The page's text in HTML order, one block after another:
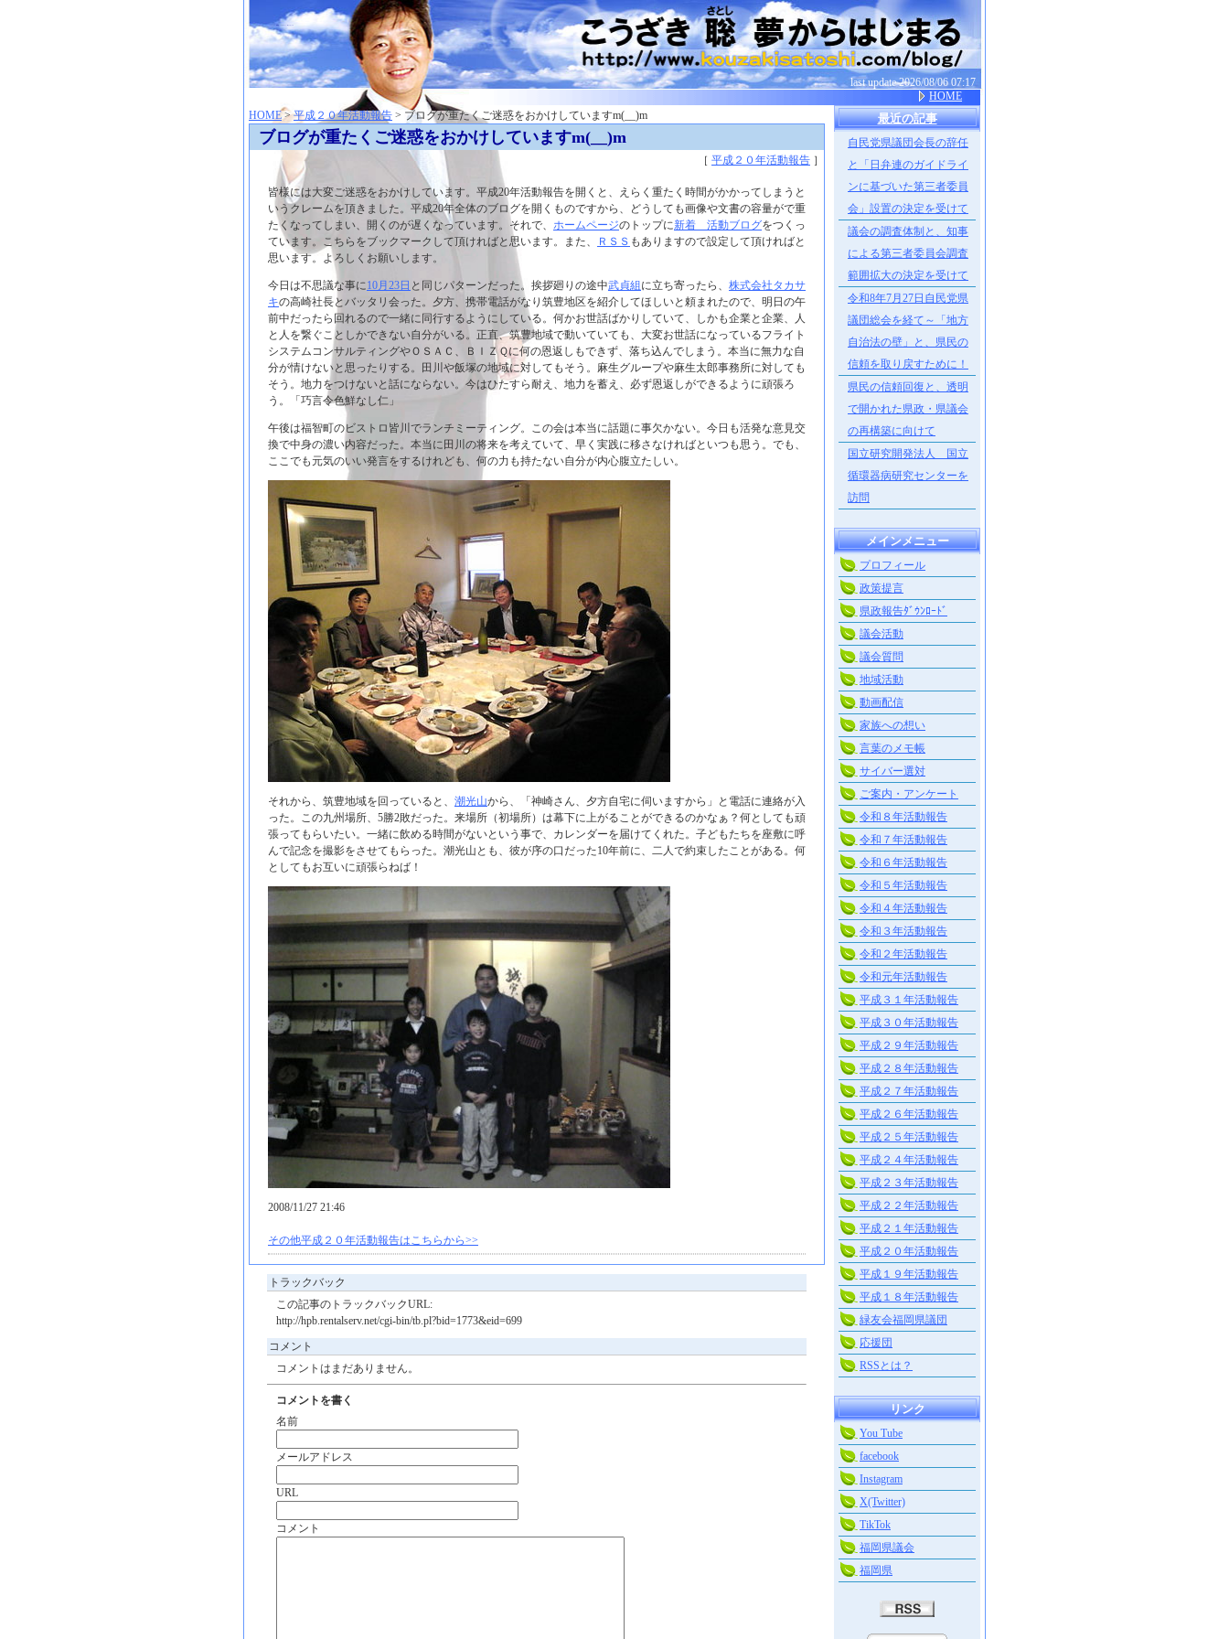
last update 2026/08/06 07:17
HOME
HOME>平成２０年活動報告 > ブログが重たくご迷惑をおかけしていますm(__)m
ブログが重たくご迷惑をおかけしていますm(__)m
［ 平成２０年活動報告 ］
皆様には大変ご迷惑をおかけしています。平成20年活動報告を開くと、えらく重たく時間がかかってしまうと
いうクレームを頂きました。平成20年全体のブログを開くものですから、どうしても画像や文書の容量がで重
たくなってしまい、開くのが遅くなっています。それで、 ホームページのトップに新着 活動ブログをつくっ
ています。こちらをブックマークして頂ければと思います。また、
ＲＳＳ もありますので設定して頂ければと
思います。よろしくお願いします。
今日は不思議な事に10月23日 と同じパターンだった。挨拶廻りの途中武貞組 に立ち寄ったら、 株式会社タカサ
キの高崎社長とバッタリ会った。夕方、携帯電話がなり筑豊地区を紹介してほしいと頼まれたので、明日の午
前中だったら回れるので一緒に同行するようにしている。何かお世話ばかりしていて、しかも企業と企業、人
と人を繋ぐことしかできない自分がいる。正直、筑豊地域で動いていても、大変お世話になっているフライト
システムコンサルティングやＯＳＡＣ、ＢＩＺＱに何の恩返しもできず、落ち込んでしまう。本当に無力な自
分が情けないと思ったりする。田川や飯塚の地域に対してもそう。麻生グループや麻生太郎事務所に対しても
そう。地力をつけないと話にならない。今はひたすら耐え、地力を蓄え、必ず恩返しができるように頑張ろ
う。「巧言令色鮮なし仁」
午後は福智町のビストロ皆川でランチミーティング。この会は本当に話題に事欠かない。今日も活発な意見交
換で中身の濃い内容だった。本当に田川の将来を考えていて、早く実践に移さなければといつも思う。でも、
ここでも元気のいい発言をするけれども、何の力も持たない自分が内心腹立たしい。
それから、筑豊地域を回っていると、 潮光山から、「神崎さん、夕方自宅に伺いますから」と電話に連絡が入
った。この九州場所、5勝2敗だった。来場所（初場所）は幕下に上がることができるのかなぁ？何としても頑
張ってもらいたい。一緒に飲める時間がないという事で、カレンダーを届けてくれた。子どもたちを座敷に呼
んで記念を撮影をさせてもらった。潮光山とも、彼が序の口だった10年前に、二人で約束したことがある。何
としてもお互いに頑張らねば！
2008/11/27 21:46
その他平成２０年活動報告はこちらから>>
トラックバック
この記事のトラックバックURL:
http://hpb.rentalserv.net/cgi-bin/tb.pl?bid=1773&eid=699
コメント
コメントはまだありません。
コメントを書く
名前
メールアドレス
URL
コメント
最近の記事
自民党県議団会長の辞任
と「日弁連のガイドライ
ンに基づいた第三者委員
会」設置の決定を受けて
議会の調査体制と、知事
による第三者委員会調査
範囲拡大の決定を受けて
令和8年7月27日自民党県
議団総会を経て～「地方
自治法の壁」と、県民の
信頼を取り戻すために！
県民の信頼回復と、透明
で開かれた県政・県議会
の再構築に向けて
国立研究開発法人 国立
循環器病研究センターを
訪問
メインメニュー
プロフィール
政策提言
県政報告ﾀﾞｳﾝﾛｰﾄﾞ
議会活動
議会質問
地域活動
動画配信
家族への想い
言葉のメモ帳
サイバー選対
ご案内・アンケート
令和８年活動報告
令和７年活動報告
令和６年活動報告
令和５年活動報告
令和４年活動報告
令和３年活動報告
令和２年活動報告
令和元年活動報告
平成３１年活動報告
平成３０年活動報告
平成２９年活動報告
平成２８年活動報告
平成２７年活動報告
平成２６年活動報告
平成２５年活動報告
平成２４年活動報告
平成２３年活動報告
平成２２年活動報告
平成２１年活動報告
平成２０年活動報告
平成１９年活動報告
平成１８年活動報告
緑友会福岡県議団
応援団
RSSとは？
リンク
You Tube
facebook
Instagram
X(Twitter)
TikTok
福岡県議会
福岡県